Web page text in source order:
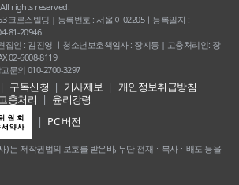
rights reserved.
크로스빌딩 | 등록번호 : 서울 아02205ㅣ등록일자 :
81-20946
집인 : 김진영 ㅣ청소년보호책임자 : 장지동 | 고충처리인: 장
02-6008-8119
문의 010-2700-3297
구독신청 기사제보
개인정보취급방침
충처리
윤리강령
PC 버전
) 는 저작권법의 보호를 받은바, 무단 전재ㆍ복사ㆍ배포 등을